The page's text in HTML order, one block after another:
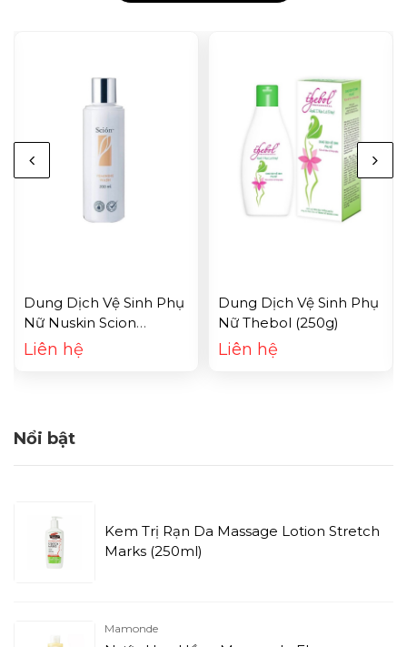
Dung Dịch Vệ Sinh Phụ
Nữ Nuskin Scion
Feminine Wash (200ml)
Liên hệ
Dung Dịch Vệ Sinh Phụ
Nữ Thebol (250g)
Liên hệ
Nổi bật
Kem Trị Rạn Da Massage Lotion Stretch
Marks (250ml)
Mamonde